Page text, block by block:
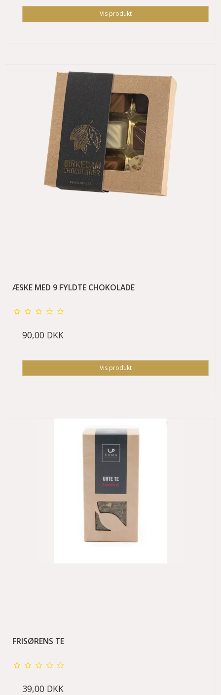
Vis produkt
ÆSKE MED 9 FYLDTE CHOKOLADE
90,00 DKK
Vis produkt
FRISØRENS TE
39,00 DKK